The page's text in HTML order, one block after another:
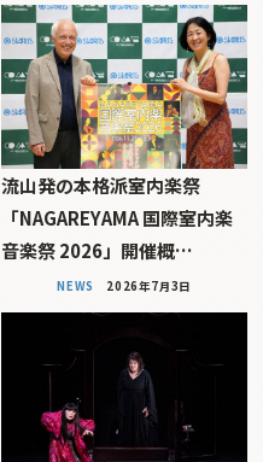
流山発の本格派室内楽祭
「NAGAREYAMA 国際室内楽
音楽祭 2026」開催概…
NEWS 2026年7月3日